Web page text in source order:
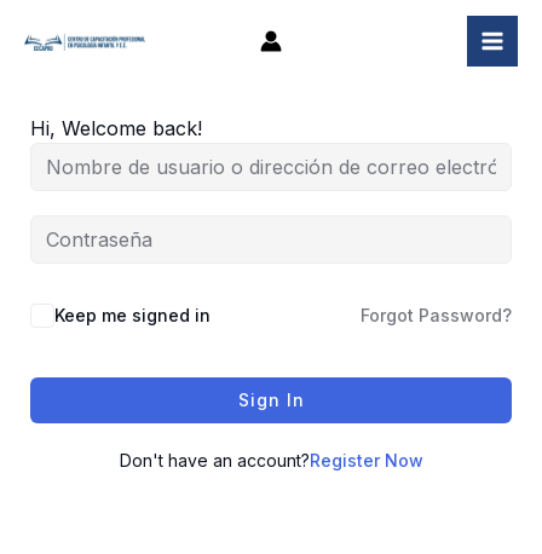
Hi, Welcome back!
Keep me signed in Forgot Password?
Sign In
Don't have an account?Register Now